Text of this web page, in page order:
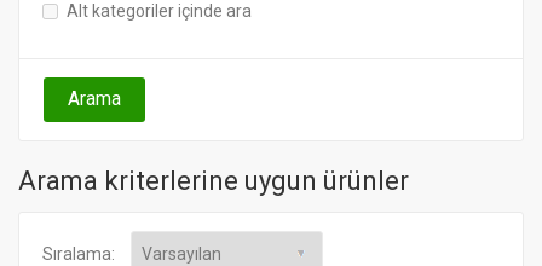
Alt kategoriler içinde ara
Arama kriterlerine uygun ürünler
Sıralama: